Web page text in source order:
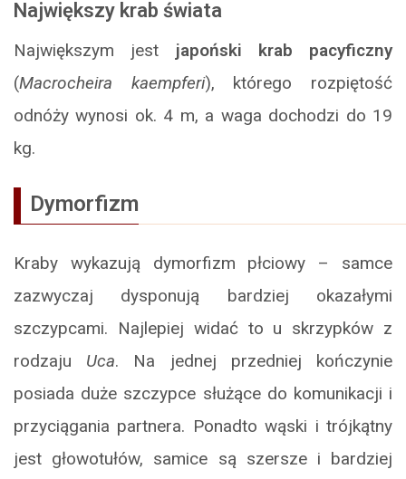
Największy krab świata
Największym jest japoński krab pacyficzny
(Macrocheira kaempferi), którego rozpiętość
odnóży wynosi ok. 4 m, a waga dochodzi do 19
kg.
Dymorfizm
Kraby wykazują dymorfizm płciowy – samce
zazwyczaj dysponują bardziej okazałymi
szczypcami. Najlepiej widać to u skrzypków z
rodzaju Uca. Na jednej przedniej kończynie
posiada duże szczypce służące do komunikacji i
przyciągania partnera. Ponadto wąski i trójkątny
jest głowotułów, samice są szersze i bardziej